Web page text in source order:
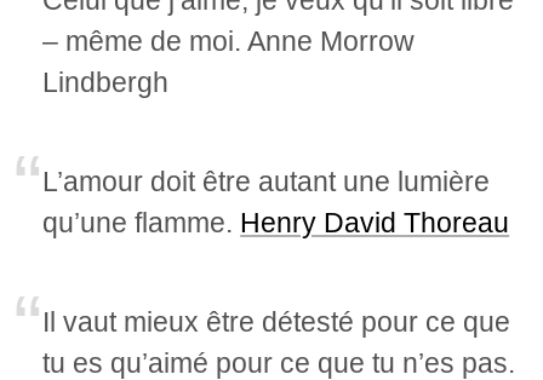
– même de moi. Anne Morrow
Lindbergh
L’amour doit être autant une lumière
qu’une flamme. Henry David Thoreau
Il vaut mieux être détesté pour ce que
tu es qu’aimé pour ce que tu n’es pas.